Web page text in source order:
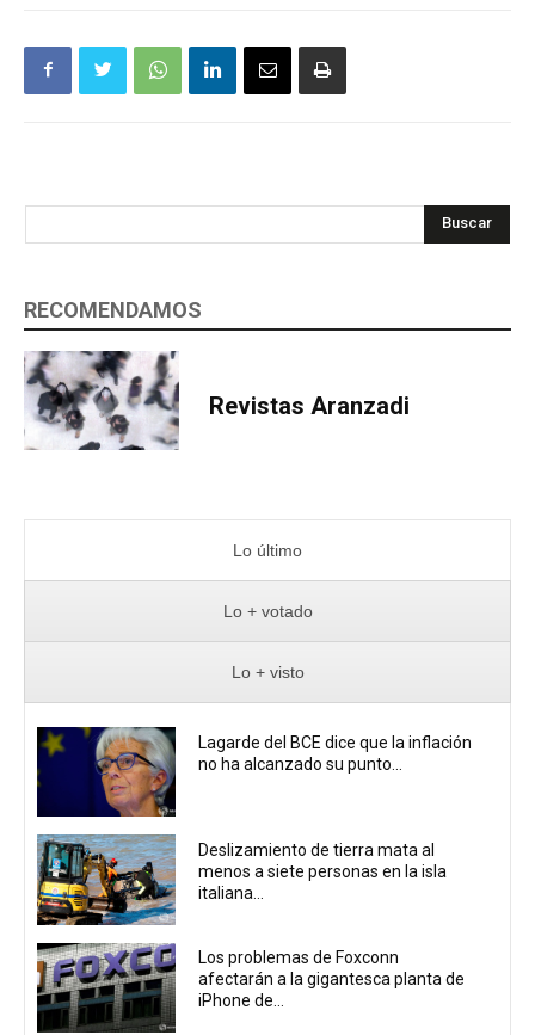
Buscar
RECOMENDAMOS
Revistas Aranzadi
Lo último
Lo + votado
Lo + visto
Lagarde del BCE dice que la inflación
no ha alcanzado su punto...
Deslizamiento de tierra mata al
menos a siete personas en la isla
italiana...
Los problemas de Foxconn
afectarán a la gigantesca planta de
iPhone de...